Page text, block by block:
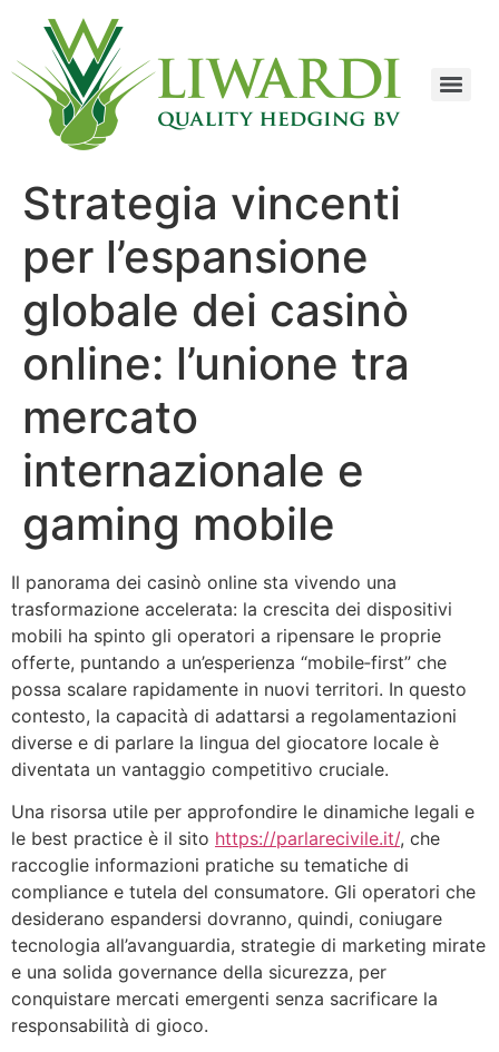
Strategia vincenti
per l’espansione
globale dei casinò
online: l’unione tra
mercato
internazionale e
gaming mobile
Il panorama dei casinò online sta vivendo una
trasformazione accelerata: la crescita dei dispositivi
mobili ha spinto gli operatori a ripensare le proprie
offerte, puntando a un’esperienza “mobile‑first” che
possa scalare rapidamente in nuovi territori. In questo
contesto, la capacità di adattarsi a regolamentazioni
diverse e di parlare la lingua del giocatore locale è
diventata un vantaggio competitivo cruciale.
Una risorsa utile per approfondire le dinamiche legali e
le best practice è il sito https://parlarecivile.it/, che
raccoglie informazioni pratiche su tematiche di
compliance e tutela del consumatore. Gli operatori che
desiderano espandersi dovranno, quindi, coniugare
tecnologia all’avanguardia, strategie di marketing mirate
e una solida governance della sicurezza, per
conquistare mercati emergenti senza sacrificare la
responsabilità di gioco.